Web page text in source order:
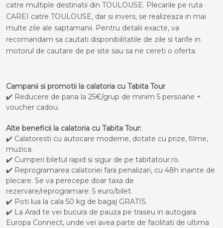
catre multiple destinatii din TOULOUSE. Plecarile pe ruta
CAREI catre TOULOUSE, dar si invers, se realizeaza in mai
multe zile ale saptamanii. Pentru detalii exacte, va
recomandam sa cautati disponibilitatile de zile si tarife in
motorul de cautare de pe site sau sa ne cereti o oferta.
Campanii si promotii la calatoria cu Tabita Tour
✔️ Reducere de pana la 25€/grup de minim 5 persoane +
voucher cadou.
Alte beneficii la calatoria cu Tabita Tour:
✔️ Calatoresti cu autocare moderne, dotate cu prize, filme,
muzica.
✔️ Cumperi biletul rapid si sigur de pe tabitatour.ro.
✔️ Reprogramarea calatoriei fara penalizari, cu 48h inainte de
plecare. Se va perecepe doar taxa de
rezervare/reprogramare: 5 euro/bilet.
✔️ Poti lua la cala 50 kg de bagaj GRATIS.
✔️ La Arad te vei bucura de pauza pe traseu in autogara
Europa Connect, unde vei avea parte de facilitati de ultima